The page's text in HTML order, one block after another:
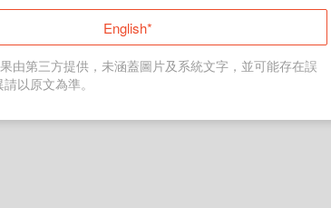
English*
由第三方提供，未涵蓋圖片及系統文字，並可能存在誤
以原文為準。